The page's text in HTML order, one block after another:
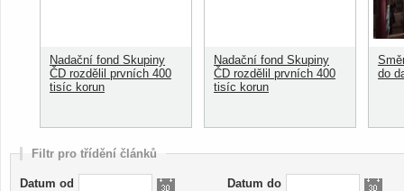
Nadační fond Skupiny
ČD rozdělil prvních 400
tisíc korun
Nadační fond Skupiny
ČD rozdělil prvních 400
tisíc korun
do
Filtr pro třídění článků
Datum od Datum do